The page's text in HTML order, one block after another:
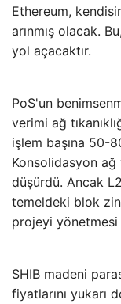
Ethereum,
arınmış olacak.
yol açacaktır.
PoS'un
verimi ağ
işlem başına 50-
Konsolidasyon ağ
düşürdü. Ancak
temeldeki blok
projeyi yönetmesi
SHIB madeni
fiyatlarını yukarı